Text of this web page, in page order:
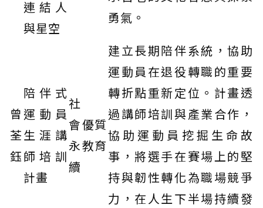
連結人
與星空
勇氣。
曾
荃
鈺
陪伴式
運動員
生涯講
師培訓
計畫
社
會
永
續
優質
教育
建立長期陪伴系統，協助
運動員在退役轉職的重要
轉折點重新定位。計畫透
過講師培訓與產業合作，
協助運動員挖掘生命故
事，將選手在賽場上的堅
持與韌性轉化為職場競爭
力，在人生下半場持續發